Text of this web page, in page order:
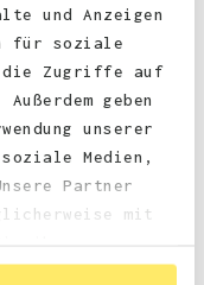
und Anzeigen
für soziale
die Zugriffe auf
geben
unserer
Medien,
Partner
mit
im Rahmen